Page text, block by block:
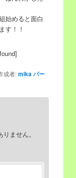
始めると面白
す！！
成者:mikaパー
ません。